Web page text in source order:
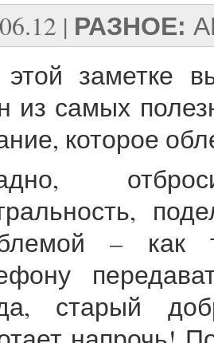
| РАЗНОЕ:
заметке
из самых
которое
– как
старый